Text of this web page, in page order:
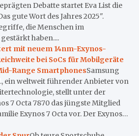
Debatte startet Eva List die
gute Wort des Jahres 2025".
die Menschen im
haben....
mit neuem 14nm-Exynos-
bei SoCs für Mobilgeräte
Range SmartphonesSamsung
ein weltweit führender Anbieter von
stellt unter der
7 Octa 7870 das jüngste Mitglied
Exynos 7 Octa vor. Der Exynos…